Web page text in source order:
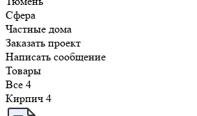
Сфера
Частные дома
Заказать проект
Написать сообщение
Товары
Все 4
Кирпич 4